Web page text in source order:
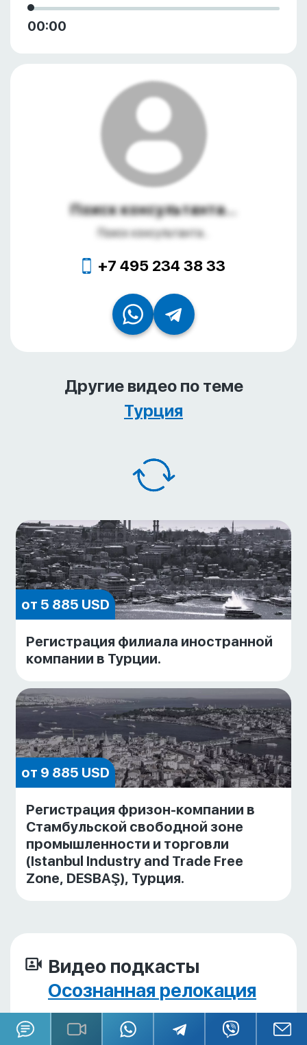
00:00
Поиск консультанта...
Поиск консультанта...
+7 495 234 38 33
Другие видео по теме
Турция
от 5 885 USD
Регистрация филиала иностранной
компании в Турции.
от 9 885 USD
Регистрация фризон-компании в
Стамбульской свободной зоне
промышленности и торговли
(Istanbul Industry and Trade Free
Zone, DESBAŞ), Турция.
Видео подкасты
Осознанная релокация